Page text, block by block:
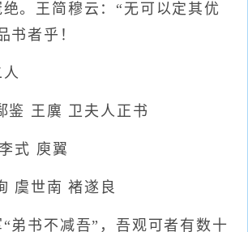
。王简穆云：“无可以定其优
书者乎！
王廙 卫夫人正书
式 庾翼
世南 褚遂良
书不减吾”，吾观可者有数十